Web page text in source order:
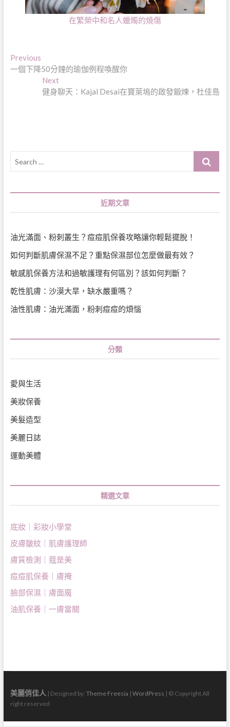
在繁榮中和名人蠟燭的燒傷
文
章
PreviousPrevious
post:
一個下降50分鐘的瑜伽例程喚醒你
NextNext
post:
健身聊天：Kajal Desai在寶萊塢的啟發鍛煉，杜佳島
Search
近期文章
油光滿面、粉刺叢生？痘痘肌保養攻略讓你輕鬆擺脫！
如何判斷肌膚保濕不足？重點保濕部位怎麼做最有效？
敏感肌保養方法和過敏護理有何區別？該如何判斷？
乾性肌膚：沙漠大旱，缺水嚴重嗎？
油性肌膚：油光滿面，粉刺痘痘的煩惱
分類
愛與生活
美妝保養
美髮造型
美麗日誌
運動美體
精選文章
底妝｜彩妝小學堂
皮膚皺紋｜肌膚護理師
膚質檢測｜蔻是美
痘痘肌保養｜膚掩
臉部保濕｜膚面魔
油肌保養｜一膚當關
美麗俏佳人| Designed by: Theme Freesia | WordPress | © Copyright All
right reserved